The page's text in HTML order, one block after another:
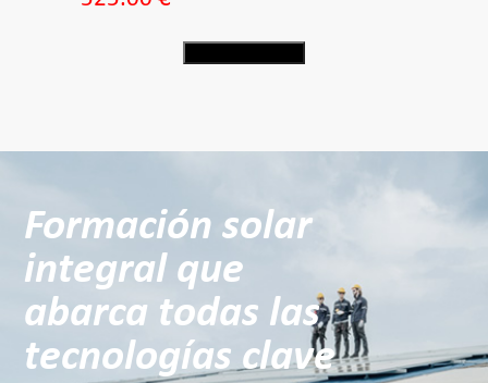
Formación solar
integral que
abarca todas las
tecnologías clave